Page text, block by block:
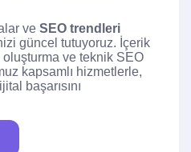
ve SEO trendleri
güncel tutuyoruz. İçerik
ve teknik SEO
kapsamlı hizmetlerle,
başarısını